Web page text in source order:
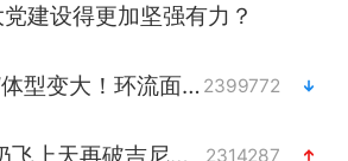
建设得更加坚强有力？
台风“白海豚”体型变大！环流面积接近13个浙江那么大 2399772
2314287